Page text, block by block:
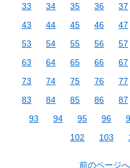
33
34 35 36 37
43
44 45 46 47
53
54 55 56 57
63
64 65 66 67
73
74 75 76 77
83
84 85 86 87
93
94 95 96
102
103
前のページへ